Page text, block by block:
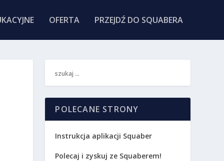
OFERTA PRZEJDŹ DO SQUABERA
POLECANE STRONY
Instrukcja aplikacji Squaber
Polecaj i zyskuj ze Squaberem!